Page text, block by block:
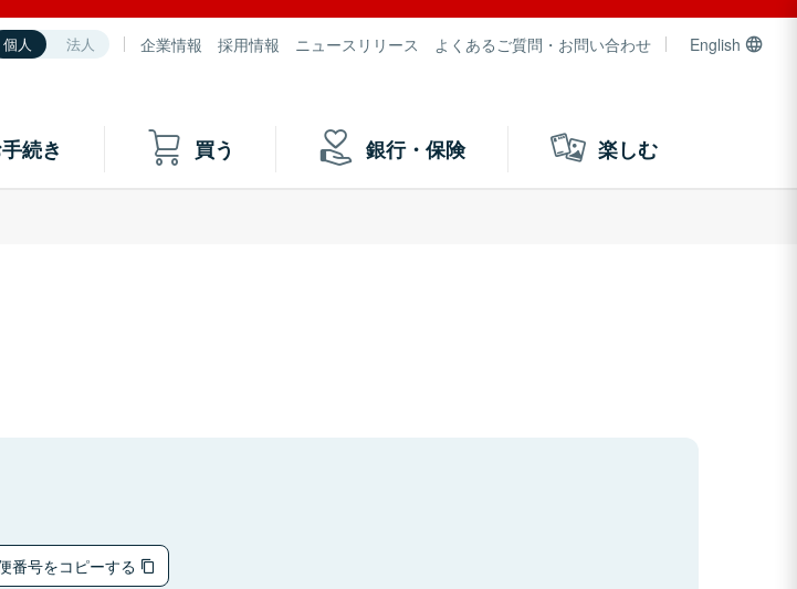
個人 法人 企業情報 採用情報 ニュースリリース よくあるご質問・お問い合わせ English
続き 買う 銀行・保険 楽しむ
番号をコピーする